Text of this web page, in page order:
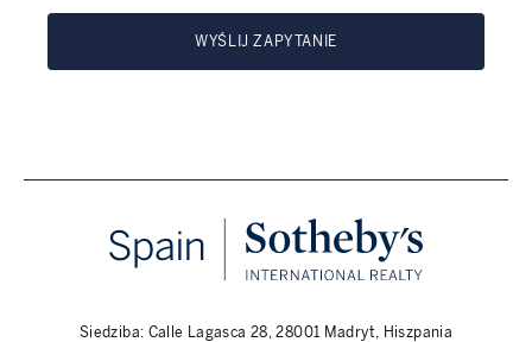
WYŚLIJ ZAPYTANIE
Siedziba: Calle Lagasca 28, 28001 Madryt, Hiszpania